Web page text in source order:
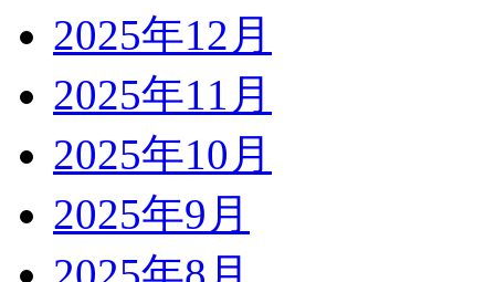
2025年12月
2025年11月
2025年10月
2025年9月